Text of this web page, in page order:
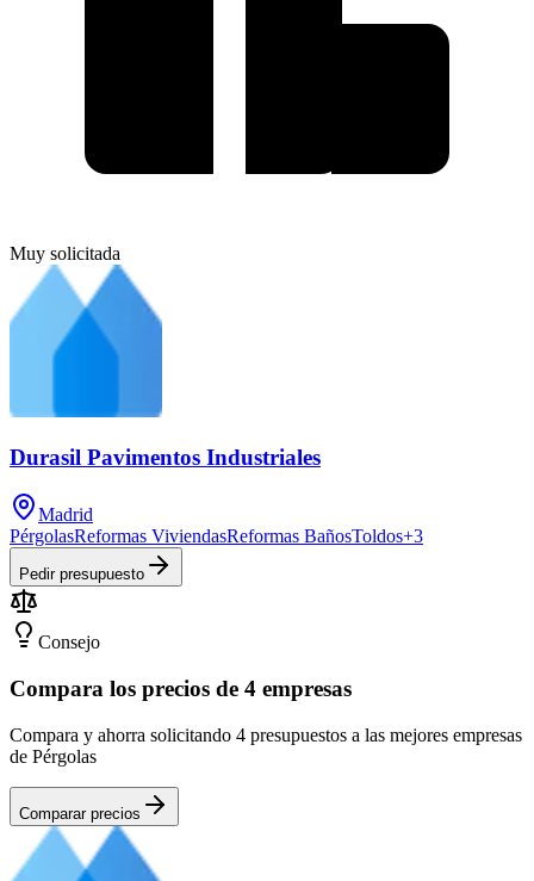
Muy solicitada
Durasil Pavimentos Industriales
Madrid
PérgolasReformas ViviendasReformas BañosToldos+3
Pedir presupuesto
Consejo
Compara los precios de 4 empresas
Compara y ahorra solicitando 4 presupuestos a las mejores empresas
de Pérgolas
Comparar precios